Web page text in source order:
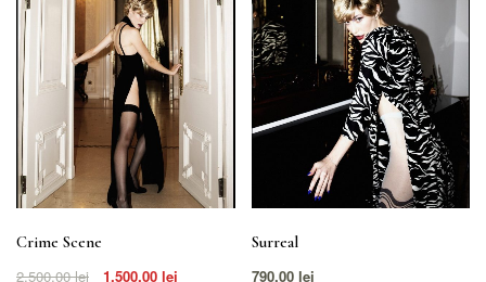
Crime Scene
2.500,00lei 1.500,00lei
Surreal
790,00 lei